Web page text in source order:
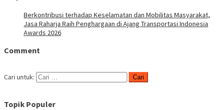
Berkontribusi terhadap Keselamatan dan Mobilitas Masyarakat,
Jasa Raharja Raih Penghargaan di Ajang Transportasi Indonesia
Awards 2026
Comment
Cari untuk:
Topik Populer